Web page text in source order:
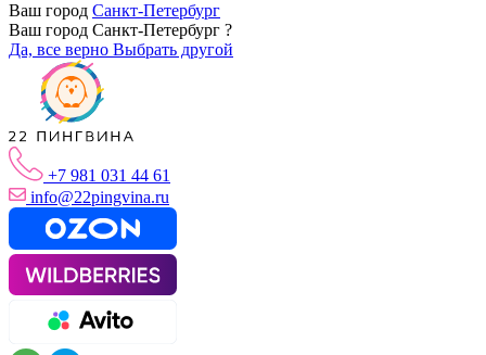
Ваш город Санкт-Петербург
Ваш город Санкт-Петербург ?
Да, все верно Выбрать другой
+7 981 031 44 61
info@22pingvina.ru